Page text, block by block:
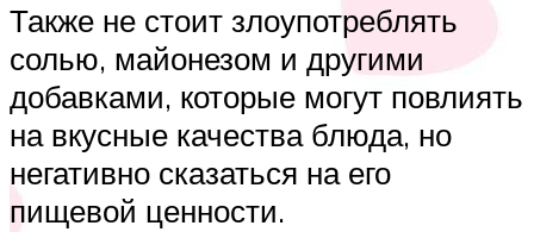
Также не стоит злоупотреблять
солью, майонезом и другими
добавками, которые могут повлиять
на вкусные качества блюда, но
негативно сказаться на его
пищевой ценности.